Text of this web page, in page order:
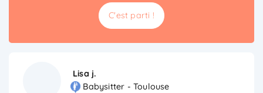
C'est parti !
Lisa j.
Babysitter - Toulouse